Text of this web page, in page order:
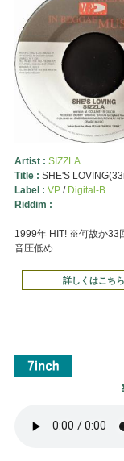
Artist : SIZZLA
Title : SHE'S
Label : VP/ Digital-B
Riddim :
1999年 HIT! ※何故か33
音圧低め
詳しくはこちら